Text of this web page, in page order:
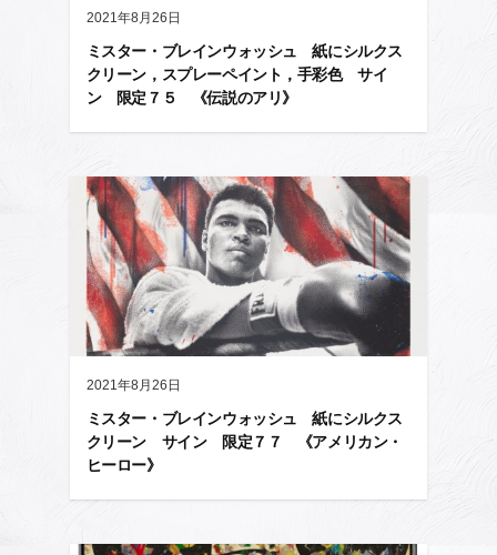
2021年8月26日
ミスター・ブレインウォッシュ 紙にシルクス
クリーン，スプレーペイント，手彩色 サイ
ン 限定７５ 《伝説のアリ》
2021年8月26日
ミスター・ブレインウォッシュ 紙にシルクス
クリーン サイン 限定７７ 《アメリカン・
ヒーロー》